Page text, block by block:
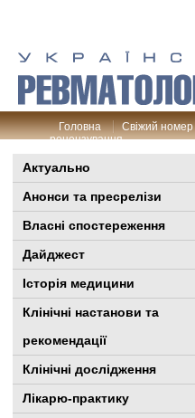
Головна Свіжий номер
рецензування
Актуально
Анонси та пресрелізи
Власні спостереження
Дайджест
Історія медицини
Клінiчні настанови та
рекомендації
Клінічні дослідження
Лікарю-практику